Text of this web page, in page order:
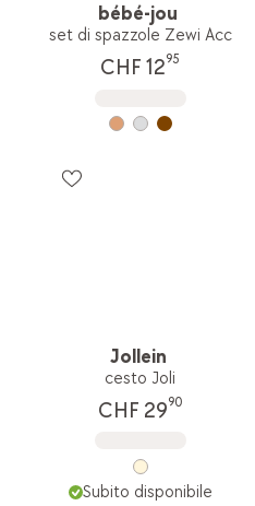
bébé-jou
set di spazzole Zewi Acc
CHF 1295
Jollein
cesto Joli
CHF 2990
Subito disponibile